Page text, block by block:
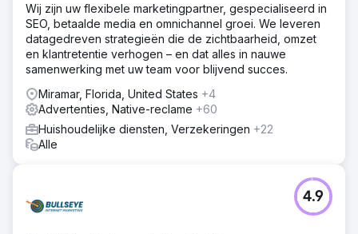
Wij zijn uw flexibele marketingpartner, gespecialiseerd in
SEO, betaalde media en omnichannel groei. We leveren
datagedreven strategieën die de zichtbaarheid, omzet
en klantretentie verhogen – en dat alles in nauwe
samenwerking met uw team voor blijvend succes.
Miramar, Florida, United States +4
Advertenties, Native-reclame +60
Huishoudelijke diensten, Verzekeringen +22
Alle
4.9